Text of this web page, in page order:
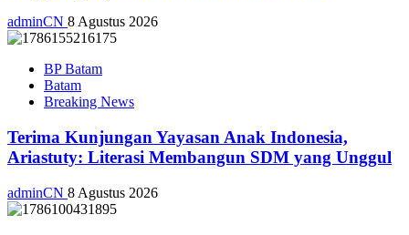
adminCN 8 Agustus 2026
BP Batam
Batam
Breaking News
Terima Kunjungan Yayasan Anak Indonesia,
Ariastuty: Literasi Membangun SDM yang Unggul
adminCN 8 Agustus 2026